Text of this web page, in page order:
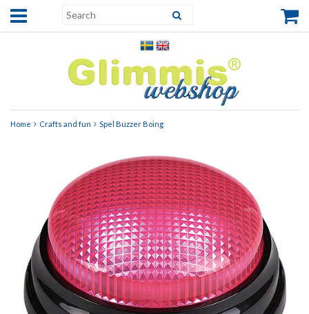
Home Crafts and fun Spel Buzzer Boing